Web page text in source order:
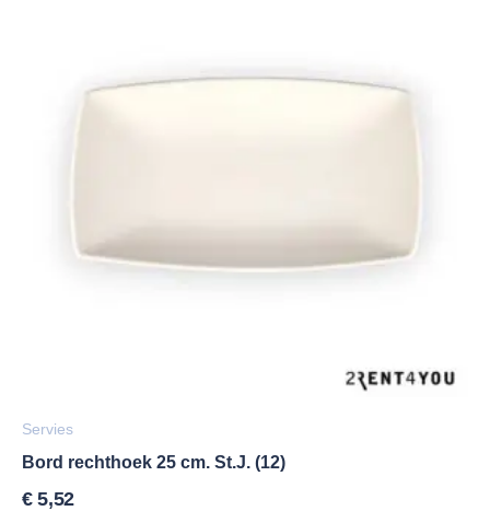
Servies
Bord rechthoek 25 cm. St.J. (12)
€5,52